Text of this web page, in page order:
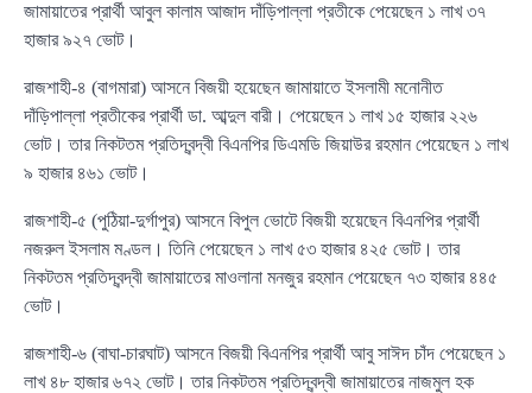
জামায়াতের প্রার্থী আবুল কালাম আজাদ দাঁড়িপাল্লা প্রতীকে পেয়েছেন ১ লাখ ৩৭
হাজার ৯২৭ ভোট।
রাজশাহী-৪ (বাগমারা) আসনে বিজয়ী হয়েছেন জামায়াতে ইসলামী মনোনীত
দাঁড়িপাল্লা প্রতীকের প্রার্থী ডা. আব্দুল বারী। পেয়েছেন ১ লাখ ১৫ হাজার ২২৬
ভোট। তার নিকটতম প্রতিদ্বন্দ্বী বিএনপির ডিএমডি জিয়াউর রহমান পেয়েছেন ১ লাখ
৯ হাজার ৪৬১ ভোট।
রাজশাহী-৫ (পুঠিয়া-দুর্গাপুর) আসনে বিপুল ভোটে বিজয়ী হয়েছেন বিএনপির প্রার্থী
নজরুল ইসলাম মণ্ডল। তিনি পেয়েছেন ১ লাখ ৫৩ হাজার ৪২৫ ভোট। তার
নিকটতম প্রতিদ্বন্দ্বী জামায়াতের মাওলানা মনজুর রহমান পেয়েছেন ৭৩ হাজার ৪৪৫
ভোট।
রাজশাহী-৬ (বাঘা-চারঘাট) আসনে বিজয়ী বিএনপির প্রার্থী আবু সাঈদ চাঁদ পেয়েছেন ১
লাখ ৪৮ হাজার ৬৭২ ভোট। তার নিকটতম প্রতিদ্বন্দ্বী জামায়াতের নাজমুল হক